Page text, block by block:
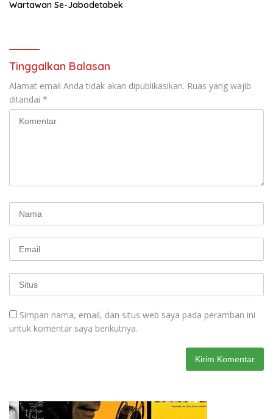
Wartawan Se-Jabodetabek
Tinggalkan Balasan
Alamat email Anda tidak akan dipublikasikan. Ruas yang wajib
ditandai *
Simpan nama, email, dan situs web saya pada peramban ini
untuk komentar saya berikutnya.